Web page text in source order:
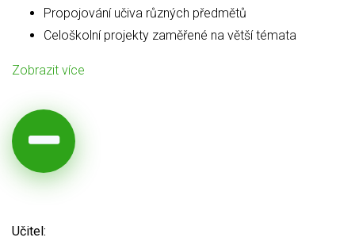
Propojování učiva různých předmětů
Celoškolní projekty zaměřené na větší témata
Zobrazit více
Učitel: